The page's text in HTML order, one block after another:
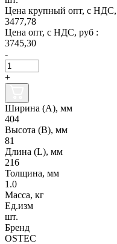
Цена крупный опт, с НДС,
3477,78
Цена опт, с НДС, руб :
3745,30
-
+
Ширина (А), мм
404
Высота (В), мм
81
Длина (L), мм
216
Толщина, мм
1.0
Масса, кг
Ед.изм
шт.
Бренд
OSTEC